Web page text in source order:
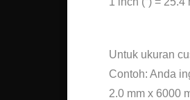
Untuk ukuran
Contoh: Anda
2.0 mm x 6000